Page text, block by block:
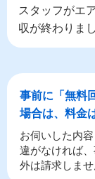
スタッフがエ
収が終わりま
事前に「無料
場合は、料金
お伺いした内
違がなければ
外は請求しませ